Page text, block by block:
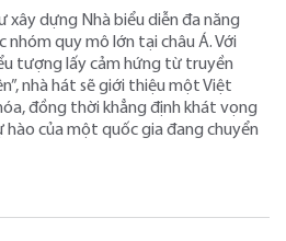
xây dựng Nhà biểu diễn đa năng
nhóm quy mô lớn tại châu Á. Với
tượng lấy cảm hứng từ truyền
nhà hát sẽ giới thiệu một Việt
đồng thời khẳng định khát vọng
của một quốc gia đang chuyển